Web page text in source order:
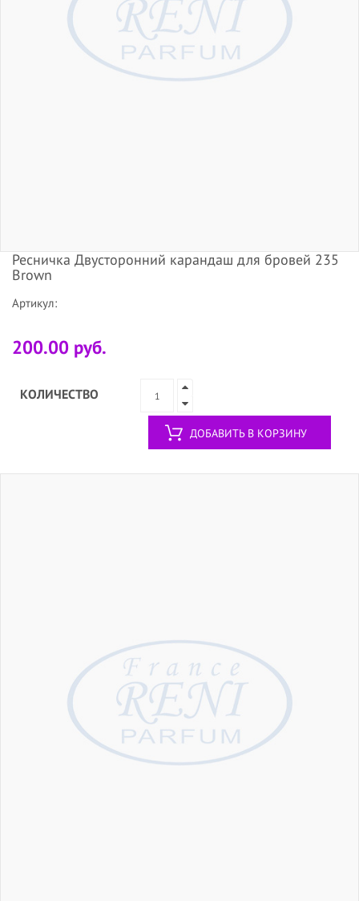
Ресничка Двусторонний карандаш для бровей 235
Brown
Артикул:
200.00 руб.
КОЛИЧЕСТВО
ДОБАВИТЬ В КОРЗИНУ